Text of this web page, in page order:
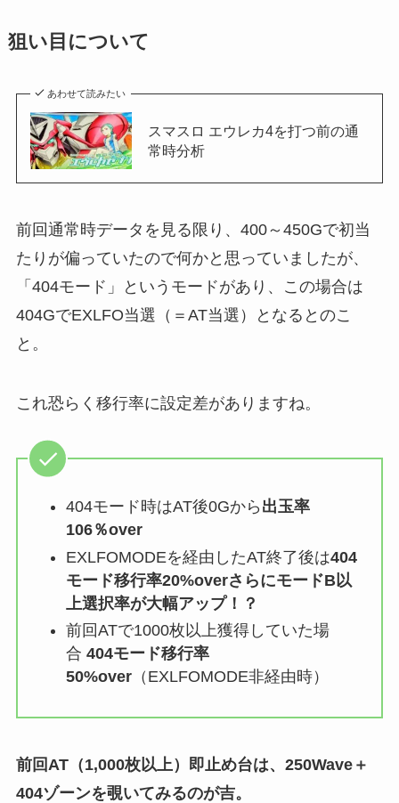
狙い目について
あわせて読みたい
スマスロ エウレカ4を打つ前の通
常時分析
前回通常時データを見る限り、400～450Gで初当
たりが偏っていたので何かと思っていましたが、
「404モード」というモードがあり、この場合は
404GでEXLFO当選（＝AT当選）となるとのこ
と。
これ恐らく移行率に設定差がありますね。
404モード時はAT後0Gから 出玉率
106％over
EXLFOMODEを経由したAT終了後は404
モード移行率20%overさらにモードB以
上選択率が大幅アップ！？
前回ATで1000枚以上獲得していた場
合 404モード移行率
50%over（EXLFOMODE非経由時）
前回AT（1,000枚以上）即止め台は、250Wave＋
404ゾーンを覗いてみるのが吉。